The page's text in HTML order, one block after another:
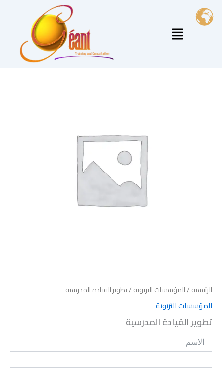
تخطي
المحتوى
القائمة
الرئيسية /المؤسسات التربوية / تطوير القيادة المدرسية
المؤسسات التربوية
تطوير القيادة المدرسية